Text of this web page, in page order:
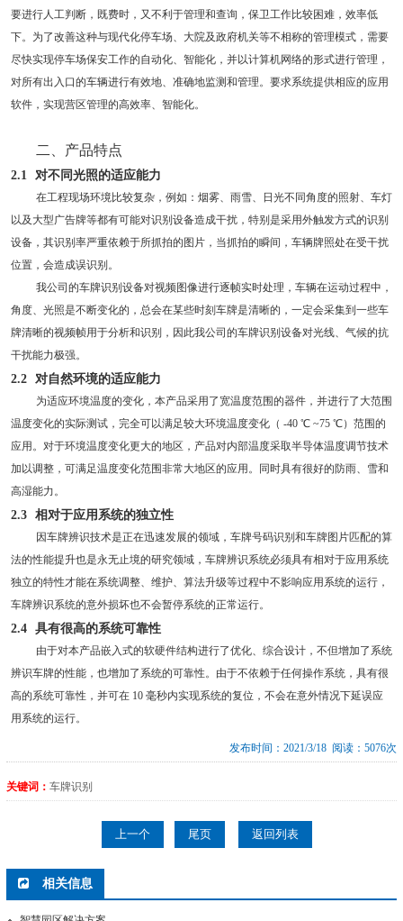
要进行人工判断，既费时，又不利于管理和查询，保卫工作比较困难，效率低
下。为了改善这种与现代化停车场、大院及政府机关等不相称的管理模式，需要
尽快实现停车场保安工作的自动化、智能化，并以计算机网络的形式进行管理，
对所有出入口的车辆进行有效地、准确地监测和管理。要求系统提供相应的应用
软件，实现营区管理的高效率、智能化。
二、产品特点
2.1 对不同光照的适应能力
在工程现场环境比较复杂，例如：烟雾、雨雪、日光不同角度的照射、车灯
以及大型广告牌等都有可能对识别设备造成干扰，特别是采用外触发方式的识别
设备，其识别率严重依赖于所抓拍的图片，当抓拍的瞬间，车辆牌照处在受干扰
位置，会造成误识别。
我公司的车牌识别设备对视频图像进行逐帧实时处理，车辆在运动过程中，
角度、光照是不断变化的，总会在某些时刻车牌是清晰的，一定会采集到一些车
牌清晰的视频帧用于分析和识别，因此我公司的车牌识别设备对光线、气候的抗
干扰能力极强。
2.2 对自然环境的适应能力
为适应环境温度的变化，本产品采用了宽温度范围的器件，并进行了大范围
温度变化的实际测试，完全可以满足较大环境温度变化（ -40 ℃ ~75 ℃）范围的
应用。对于环境温度变化更大的地区，产品对内部温度采取半导体温度调节技术
加以调整，可满足温度变化范围非常大地区的应用。同时具有很好的防雨、雪和
高湿能力。
2.3 相对于应用系统的独立性
因车牌辨识技术是正在迅速发展的领域，车牌号码识别和车牌图片匹配的算
法的性能提升也是永无止境的研究领域，车牌辨识系统必须具有相对于应用系统
独立的特性才能在系统调整、维护、算法升级等过程中不影响应用系统的运行，
车牌辨识系统的意外损坏也不会暂停系统的正常运行。
2.4 具有很高的系统可靠性
由于对本产品嵌入式的软硬件结构进行了优化、综合设计，不但增加了系统
辨识车牌的性能，也增加了系统的可靠性。由于不依赖于任何操作系统，具有很
高的系统可靠性，并可在 10 毫秒内实现系统的复位，不会在意外情况下延误应
用系统的运行。
发布时间：2021/3/18 阅读：5076次
关键词： 车牌识别
上一个 尾页 返回列表
相关信息